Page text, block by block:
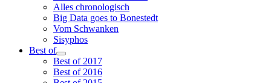
Alles chronologisch
Big Data goes to Bonestedt
Vom Schwanken
Sisyphos
Best of
Best of 2017
Best of 2016